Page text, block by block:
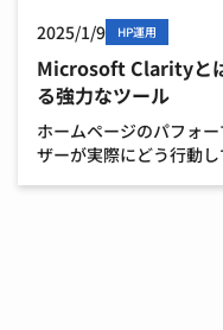
2025/1/9 HP運用
Microsoft Clarityと
る強力なツール
ホームページのパフォ
ザーが実際にどう行動